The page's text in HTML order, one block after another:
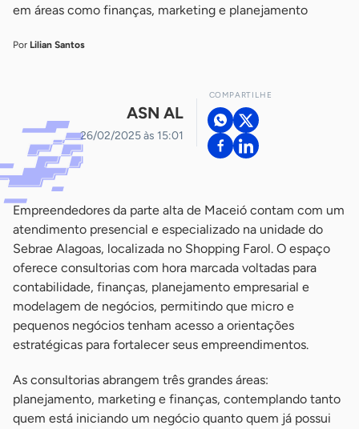
em áreas como finanças, marketing e planejamento
Por Lilian Santos
ASN AL
26/02/2025 às 15:01
COMPARTILHE
Empreendedores da parte alta de Maceió contam com um
atendimento presencial e especializado na unidade do
Sebrae Alagoas, localizada no Shopping Farol. O espaço
oferece consultorias com hora marcada voltadas para
contabilidade, finanças, planejamento empresarial e
modelagem de negócios, permitindo que micro e
pequenos negócios tenham acesso a orientações
estratégicas para fortalecer seus empreendimentos.
As consultorias abrangem três grandes áreas:
planejamento, marketing e finanças, contemplando tanto
quem está iniciando um negócio quanto quem já possui